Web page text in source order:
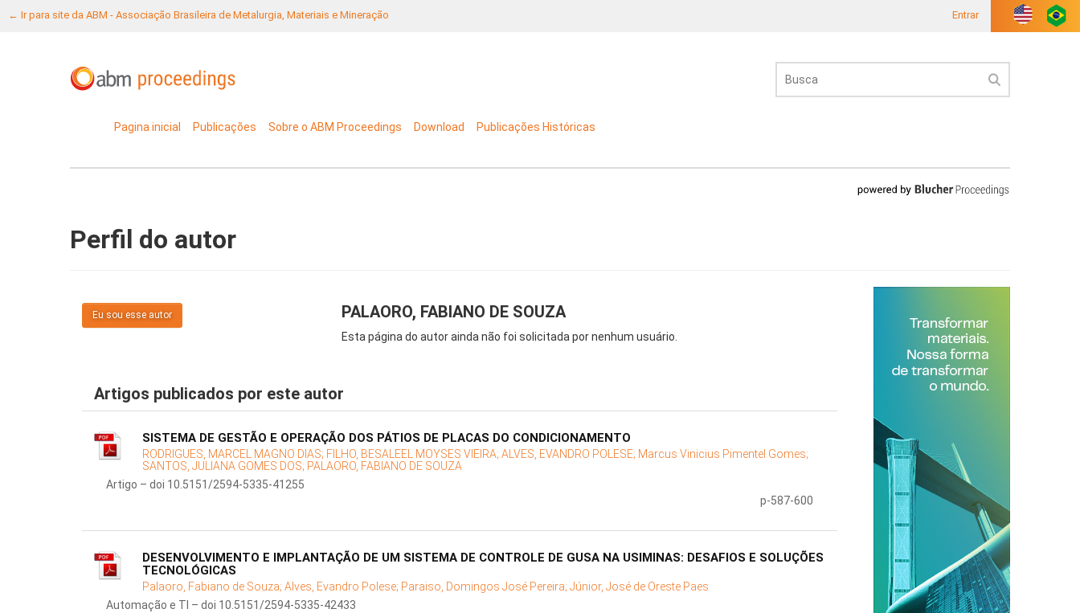
← Ir para site da ABM - Associação Brasileira de Metalurgia, Materiais e Mineração Entrar
Pagina inicial Publicações Sobre o ABM Proceedings Download Publicações Históricas
Perfil do autor
Eu sou esse autor PALAORO, FABIANO DE SOUZA
Esta página do autor ainda não foi solicitada por nenhum usuário.
Artigos publicados por este autor
SISTEMA DE GESTÃO E OPERAÇÃO DOS PÁTIOS DE PLACAS DO CONDICIONAMENTO
RODRIGUES, MARCEL MAGNO DIAS; FILHO, BESALEEL MOYSES VIEIRA; ALVES, EVANDRO POLESE; Marcus Vinicius Pimentel Gomes;
SANTOS, JULIANA GOMES DOS; PALAORO, FABIANO DE SOUZA
Artigo – doi 10.5151/2594-5335-41255
p-587-600
DESENVOLVIMENTO E IMPLANTAÇÃO DE UM SISTEMA DE CONTROLE DE GUSA NA USIMINAS: DESAFIOS E SOLUÇÕES
TECNOLÓGICAS
Palaoro, Fabiano de Souza; Alves, Evandro Polese; Paraiso, Domingos José Pereira; Júnior, José de Oreste Paes
Automação e TI – doi 10.5151/2594-5335-42433